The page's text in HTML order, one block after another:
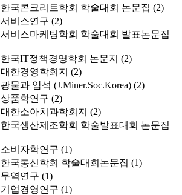
한국콘크리트학회 학술대회 논문집 (2)
서비스연구 (2)
서비스마케팅학회 학술대회 발표논문집
한국IT정책경영학회 논문지 (2)
대한경영학회지 (2)
광물과 암석 (J.Miner.Soc.Korea) (2)
상품학연구 (2)
대한소아치과학회지 (2)
한국생산제조학회 학술발표대회 논문집
소비자학연구 (1)
한국통신학회 학술대회논문집 (1)
무역연구 (1)
기업경영연구 (1)